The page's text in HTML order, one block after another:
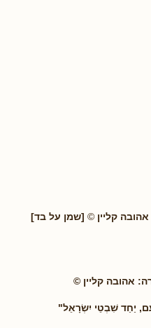
קליין © [שמן על בד]
אהובה קליין ©
יַחַד שִׁבְטֵי יִשְׂרָאֵל"